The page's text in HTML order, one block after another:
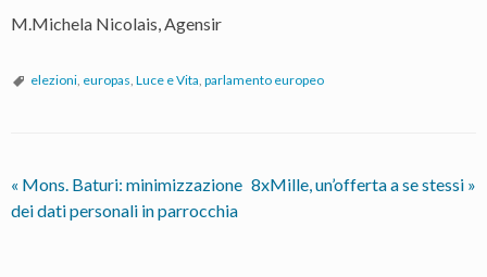
M.Michela Nicolais, Agensir
elezioni europas Luce e Vita parlamento europeo
« Mons. Baturi: minimizzazione
dei dati personali in parrocchia
8xMille, un’offerta a se stessi »